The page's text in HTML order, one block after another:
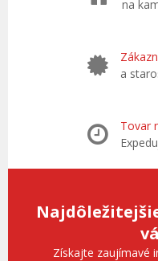
na
a
Tovar
Získajte zaujímavé